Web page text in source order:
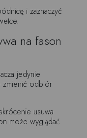
i zaznaczyć
na fason
jedynie
zmienić odbiór
usuwa
może wyglądać